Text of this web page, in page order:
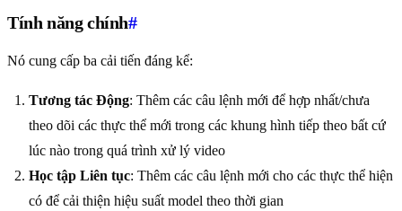
Tính năng chính#
Nó cung cấp ba cải tiến đáng kể:
Tương tác Động: Thêm các câu lệnh mới để hợp nhất/chưa
theo dõi các thực thể mới trong các khung hình tiếp theo bất cứ
lúc nào trong quá trình xử lý video
Học tập Liên tục: Thêm các câu lệnh mới cho các thực thể hiện
có để cải thiện hiệu suất model theo thời gian